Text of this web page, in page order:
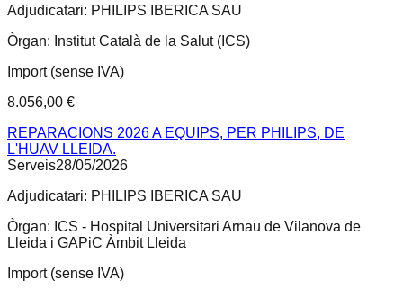
Adjudicatari: PHILIPS IBERICA SAU
Òrgan: Institut Català de la Salut (ICS)
Import (sense IVA)
8.056,00 €
REPARACIONS 2026 A EQUIPS, PER PHILIPS, DE
L'HUAV LLEIDA.
Serveis28/05/2026
Adjudicatari: PHILIPS IBERICA SAU
Òrgan: ICS - Hospital Universitari Arnau de Vilanova de
Lleida i GAPiC Àmbit Lleida
Import (sense IVA)